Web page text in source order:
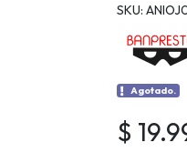
SKU:
Agotado.
$